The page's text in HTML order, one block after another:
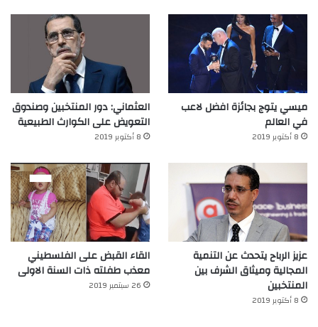
ميسي يتوج بجائزة افضل لاعب
في العالم‎
8 أكتوبر 2019
العثماني: دور المنتخبين وصندوق
التعويض على الكوارث الطبيعية
8 أكتوبر 2019
عزيز الرباح يتحدث عن التنمية
المجالية وميثاق الشرف بين
المنتخبين
8 أكتوبر 2019
القاء القبض على الفلسطيني
معذب طفلته ذات السنة الاولى
26 سبتمبر 2019